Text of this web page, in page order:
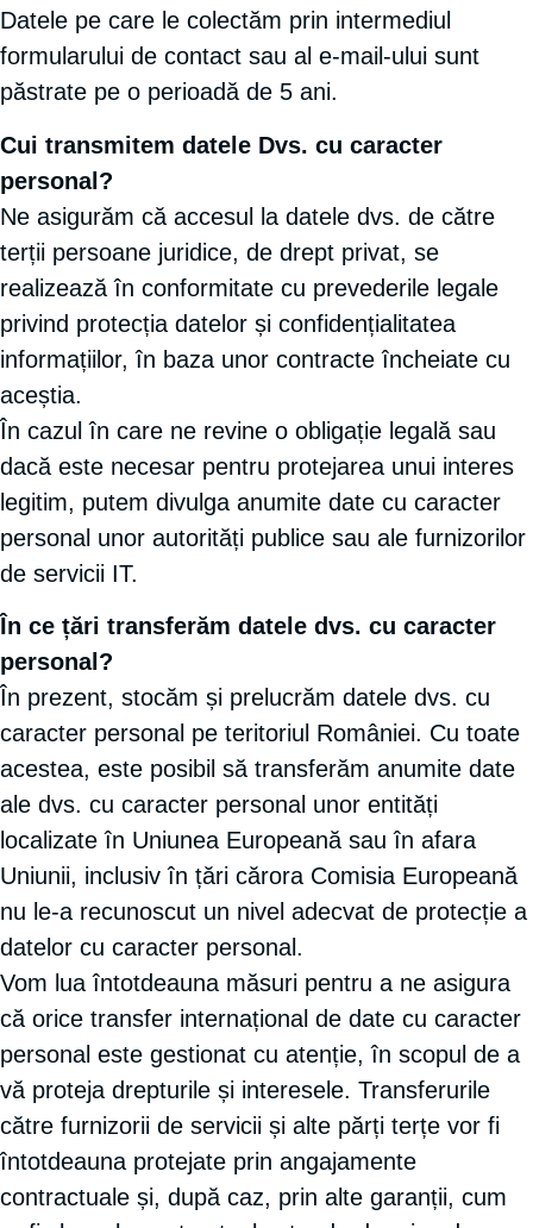
Datele pe care le colectăm prin intermediul
formularului de contact sau al e-mail-ului sunt
păstrate pe o perioadă de 5 ani.
Cui transmitem datele Dvs. cu caracter
personal?
Ne asigurăm că accesul la datele dvs. de către
terții persoane juridice, de drept privat, se
realizează în conformitate cu prevederile legale
privind protecția datelor și confidențialitatea
informațiilor, în baza unor contracte încheiate cu
aceștia.
În cazul în care ne revine o obligație legală sau
dacă este necesar pentru protejarea unui interes
legitim, putem divulga anumite date cu caracter
personal unor autorități publice sau ale furnizorilor
de servicii IT.
În ce țări transferăm datele dvs. cu caracter
personal?
În prezent, stocăm și prelucrăm datele dvs. cu
caracter personal pe teritoriul României. Cu toate
acestea, este posibil să transferăm anumite date
ale dvs. cu caracter personal unor entități
localizate în Uniunea Europeană sau în afara
Uniunii, inclusiv în țări cărora Comisia Europeană
nu le-a recunoscut un nivel adecvat de protecție a
datelor cu caracter personal.
Vom lua întotdeauna măsuri pentru a ne asigura
că orice transfer internațional de date cu caracter
personal este gestionat cu atenție, în scopul de a
vă proteja drepturile și interesele. Transferurile
către furnizorii de servicii și alte părți terțe vor fi
întotdeauna protejate prin angajamente
contractuale și, după caz, prin alte garanții, cum